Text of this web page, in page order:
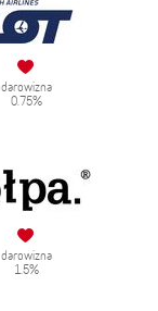
darowizna
0.75%
darowizna
1.5%